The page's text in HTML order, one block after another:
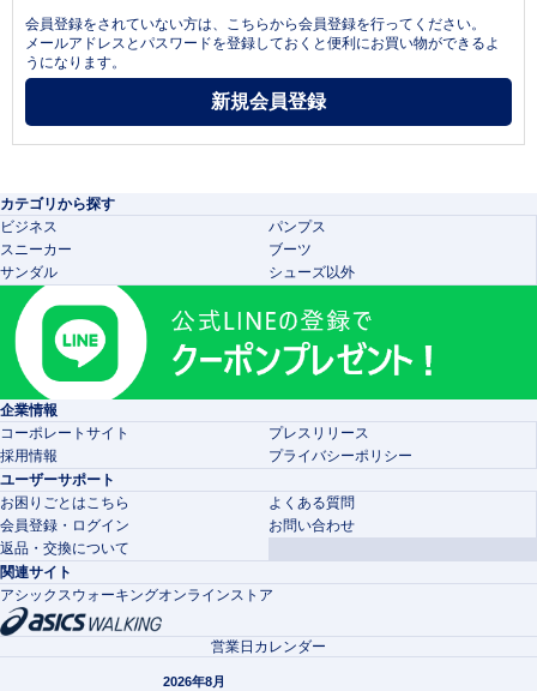
会員登録をされていない方は、こちらから会員登録を行ってください。
メールアドレスとパスワードを登録しておくと便利にお買い物ができるよ
うになります。
カテゴリから探す
ビジネス
パンプス
スニーカー
ブーツ
サンダル
シューズ以外
企業情報
コーポレートサイト
プレスリリース
採用情報
プライバシーポリシー
ユーザーサポート
お困りごとはこちら
よくある質問
会員登録・ログイン
お問い合わせ
返品・交換について
関連サイト
アシックスウォーキングオンラインストア
営業日カレンダー
2026年8月